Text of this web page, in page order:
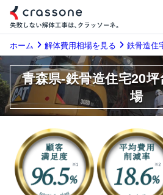
ホーム 解体費用相場を見る 鉄骨造住
青森県-鉄骨造住宅20
場